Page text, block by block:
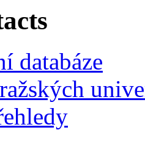
databáze